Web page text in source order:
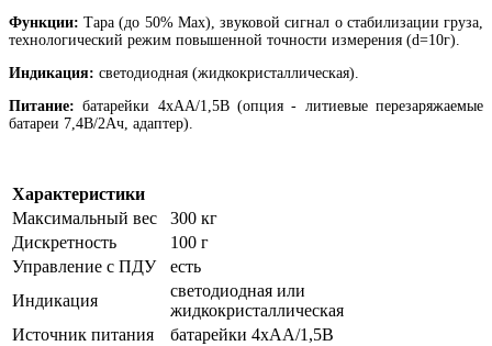
Функции: Тара (до 50% Мах), звуковой сигнал о стабилизации груза,
технологический режим повышенной точности измерения (d=10г).
Индикация: светодиодная (жидкокристаллическая).
Питание: батарейки 4хАА/1,5В (опция - литиевые перезаряжаемые
батареи 7,4В/2Ач, адаптер).
Характеристики
Максимальный вес
300 кг
Дискретность
100 г
Управление с ПДУ
есть
Индикация
светодиодная или
жидкокристаллическая
Источник питания
батарейки 4хАА/1,5В